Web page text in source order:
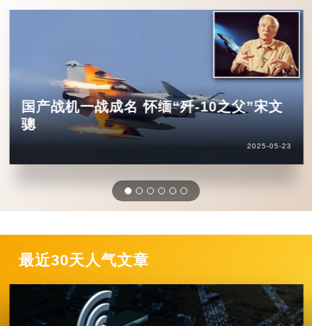
国产战机一战成名 怀缅“歼-10之父”宋文
骢
2025-05-23
最近30天人气文章